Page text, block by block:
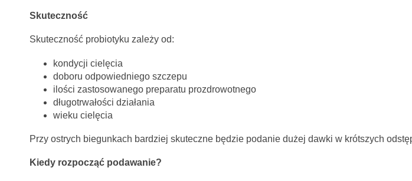
Skuteczność
Skuteczność probiotyku zależy od:
kondycji cielęcia
doboru odpowiedniego szczepu
ilości zastosowanego preparatu prozdrowotnego
długotrwałości działania
wieku cielęcia
Przy ostrych biegunkach bardziej skuteczne będzie podanie dużej dawki w krótszych
Kiedy rozpocząć podawanie?